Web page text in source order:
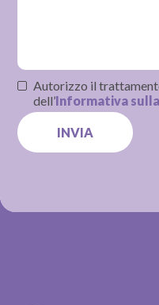
Autorizzo il
dell’Informativa